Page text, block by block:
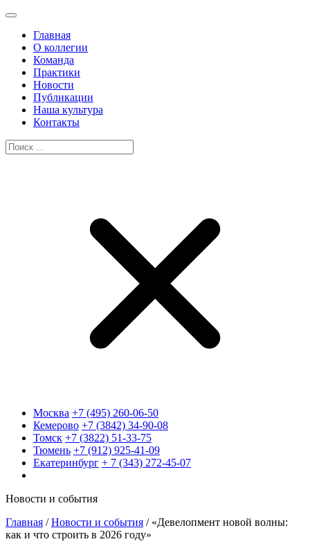
Главная
О коллегии
Команда
Практики
Новости
Публикации
Наша культура
Контакты
Москва +7 (495) 260-06-50
Кемерово +7 (3842) 34-90-08
Томск +7 (3822) 51-33-75
Тюмень +7 (912) 925-41-09
Екатеринбург + 7 (343) 272-45-07
Новости и события
Главная /Новости и события / «Девелопмент новой волны:
как и что строить в 2026 году»